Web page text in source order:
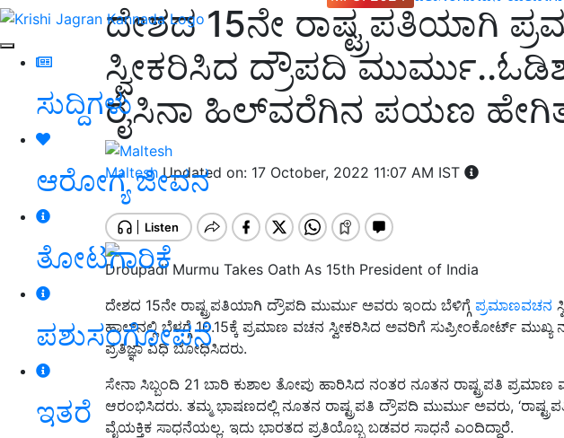
ಸುದ್ದಿಗಳು
ಆರೋಗ್ಯ ಜೀವನ
ತೋಟಗಾರಿಕೆ
ಪಶುಸಂಗೋಪನೆ
ಇತರೆ
ದೇಶದ 15ನೇ ರಾಷ್ಟ್ರಪತಿಯಾಗಿ
ಸ್ವೀಕರಿಸಿದ ದ್ರೌಪದಿ
ರೈಸಿನಾ ಹಿಲ್‌ವರೆಗಿನ ಪಯಣ
MalteshUpdated on: 17 October, 2022 11:07 AM IST
Droupadi Murmu Takes Oath As 15th President of India
ದೇಶದ 15ನೇ ರಾಷ್ಟ್ರಪತಿಯಾಗಿ ದ್ರೌಪದಿ ಮುರ್ಮು ಅವರು ಇಂದು ಬೆಳಿಗ್ಗೆ ಪ್ರಮಾಣವಚನ
ಹಾಲ್‌ನಲ್ಲಿ ಬೆಳಗ್ಗೆ 10.15ಕ್ಕೆ ಪ್ರಮಾಣ ವಚನ ಸ್ವೀಕರಿಸಿದ ಅವರಿಗೆ ಸುಪ್ರೀಂಕೋರ್ಟ್‌
ಪ್ರತಿಜ್ಞಾ ವಿಧಿ ಬೋಧಿಸಿದರು.
ಸೇನಾ ಸಿಬ್ಬಂದಿ 21 ಬಾರಿ ಕುಶಾಲ ತೋಪು ಹಾರಿಸಿದ ನಂತರ ನೂತನ ರಾಷ್ಟ್ರಪತಿ
ಆರಂಭಿಸಿದರು. ತಮ್ಮ ಭಾಷಣದಲ್ಲಿ ನೂತನ ರಾಷ್ಟ್ರಪತಿ ದ್ರೌಪದಿ ಮುರ್ಮು ಅವರು,
ವೈಯಕ್ತಿಕ ಸಾಧನೆಯಲ್ಲ. ಇದು ಭಾರತದ ಪ್ರತಿಯೊಬ್ಬ ಬಡವರ ಸಾಧನೆ ಎಂದಿದ್ದಾರೆ.